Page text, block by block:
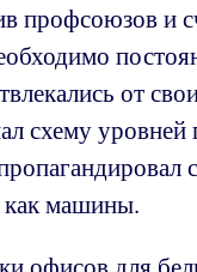
профсоюзов и
от
схему уровней
как машины.